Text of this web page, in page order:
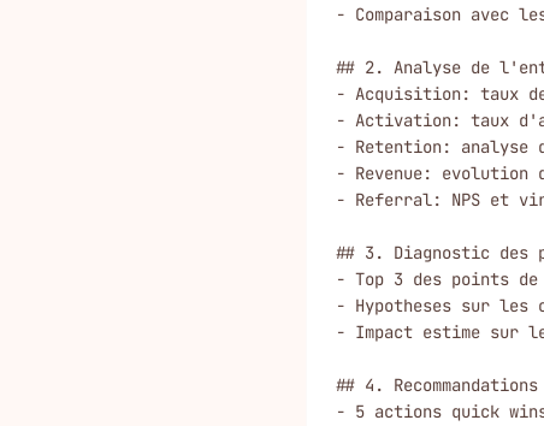
- Comparaison avec
## 2. Analyse de
- Acquisition: taux
- Activation: taux
- Retention: analyse
- Revenue: evolution
- Referral: NPS et
## 3. Diagnostic des
- Top 3 des points
- Hypotheses sur les
- Impact estime sur
## 4.
- 5 actions quick